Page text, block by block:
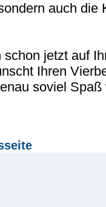
auch die
jetzt auf
Ihren
soviel Spaß